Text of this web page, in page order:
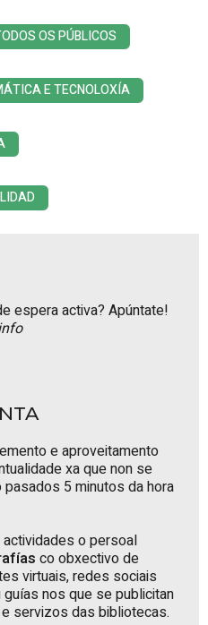
OS PÚBLICOS
E TECNOLOXÍA
espera activa? Apúntate!
e aproveitamento
xa que non se
5 minutos da hora
o persoal
co obxectivo de
virtuais, redes sociais
nos que se publicitan
servizos das bibliotecas.